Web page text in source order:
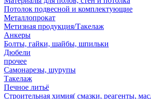
Потолок подвесной и комплектующие
Металлопрокат
Метизная продукция/Такелаж
Анкеры
Болты, гайки, шайбы, шпильки
Дюбели
прочее
Самонарезы, шурупы
Такелаж
Печное литьё
Строительная химия( смазки, реагенты,